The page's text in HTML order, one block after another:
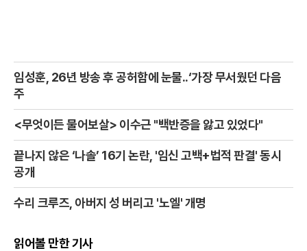
임성훈, 26년 방송 후 공허함에 눈물..‘가장 무서웠던 다음
주
<무엇이든 물어보살> 이수근 "백반증을 앓고 있었다"
끝나지 않은 ‘나솔’ 16기 논란, '임신 고백+법적 판결' 동시
공개
수리 크루즈, 아버지 성 버리고 '노엘' 개명
읽어볼 만한 기사